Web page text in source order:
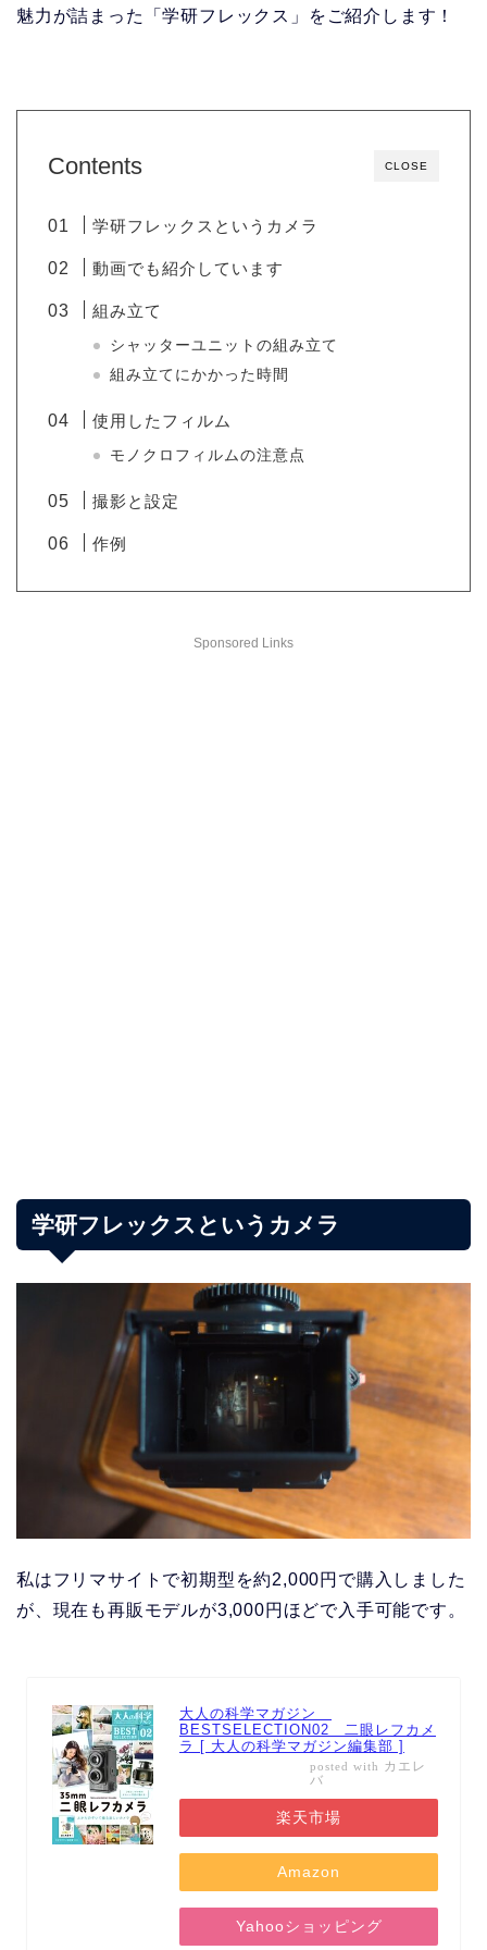
魅力が詰まった「学研フレックス」をご紹介します！
CLOSE
Contents
学研フレックスというカメラ
動画でも紹介しています
組み立て
シャッターユニットの組み立て
組み立てにかかった時間
使用したフィルム
モノクロフィルムの注意点
撮影と設定
作例
Sponsored Links
学研フレックスというカメラ
私はフリマサイトで初期型を約2,000円で購入しました
が、現在も再販モデルが3,000円ほどで入手可能です。
大人の科学マガジン
BESTSELECTION02 二眼レフカメ
ラ [ 大人の科学マガジン編集部 ]
posted with カエレ
バ
楽天市場
Amazon
Yahooショッピング